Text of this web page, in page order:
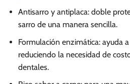
Antisarro y antiplaca: doble
sarro de una manera sencilla.
Formulación enzimática: ayuda
reduciendo la necesidad de
dentales.